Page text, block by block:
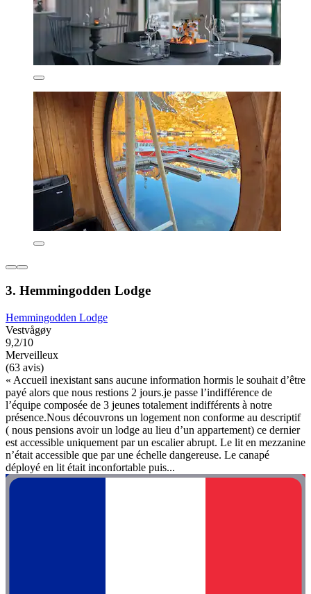
3. Hemmingodden Lodge
Hemmingodden Lodge
Vestvågøy
9,2/10
Merveilleux
(63 avis)
« Accueil inexistant sans aucune information hormis le souhait d’être
payé alors que nous restions 2 jours.je passe l’indifférence de
l’équipe composée de 3 jeunes totalement indifférents à notre
présence.Nous découvrons un logement non conforme au descriptif
( nous pensions avoir un lodge au lieu d’un appartement) ce dernier
est accessible uniquement par un escalier abrupt. Le lit en mezzanine
n’était accessible que par une échelle dangereuse. Le canapé
déployé en lit était inconfortable puis...